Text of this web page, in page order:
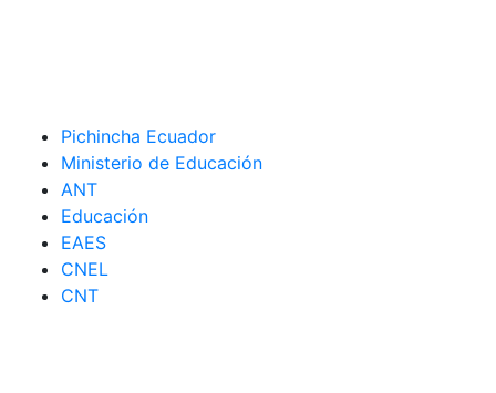
Pichincha Ecuador
Ministerio de Educación
ANT
Educación
EAES
CNEL
CNT